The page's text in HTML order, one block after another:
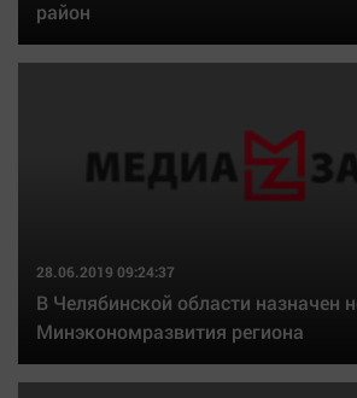
район
28.06.2019 09:24:37
В Челябинской области назначен
Минэкономразвития региона